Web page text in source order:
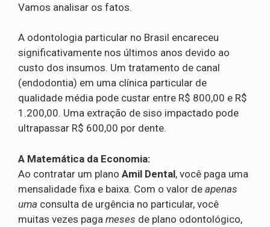
Vamos analisar os fatos.
A odontologia particular no Brasil encareceu
significativamente nos últimos anos devido ao
custo dos insumos. Um tratamento de canal
(endodontia) em uma clínica particular de
qualidade média pode custar entre R$ 800,00 e R$
1.200,00. Uma extração de siso impactado pode
ultrapassar R$ 600,00 por dente.
A Matemática da Economia:
Ao contratar um plano Amil Dental, você paga uma
mensalidade fixa e baixa. Com o valor de apenas
uma consulta de urgência no particular, você
muitas vezes paga meses de plano odontológico,